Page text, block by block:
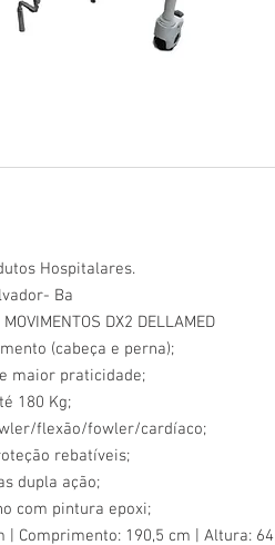
Hospitalares.
Ba
DX2 DELLAMED
(cabeça e perna);
maior praticidade;
180 Kg;
flexão/fowler/cardíaco;
rebatíveis;
dupla ação;
com pintura epoxi;
| Comprimento: 190,5 cm | Altura: 64